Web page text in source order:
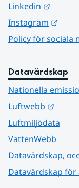
Linkedin
Instagram
Policy för sociala
Datavärdskap
Nationella
Luftwebb
Luftmiljödata
VattenWebb
Datavärdskap,
Datavärdskap